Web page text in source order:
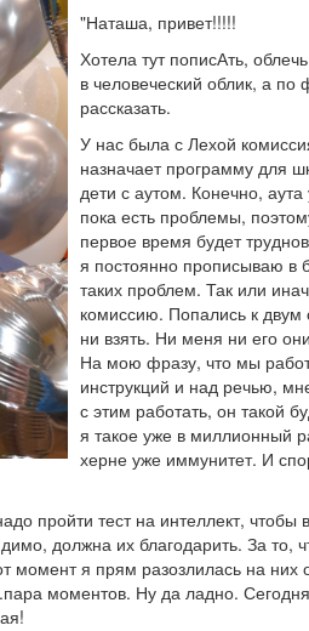
"Наташа, привет!!!!!
Хотела тут пописАть,
в человеческий облик, а
рассказать.
У нас была с Лехой
назначает программу для
дети с аутом. Конечно,
пока есть проблемы,
первое время будет
я постоянно прописываю в
таких проблем. Так или
комиссию. Попались к двум
ни взять. Ни меня ни его
На мою фразу, что мы
инструкций и над речью,
с этим работать, он такой
я такое уже в миллионный
херне уже иммунитет. И
пройти тест на интеллект, чтобы
должна их благодарить. За
момент я прям разозлилась на них
моментов. Ну да ладно.